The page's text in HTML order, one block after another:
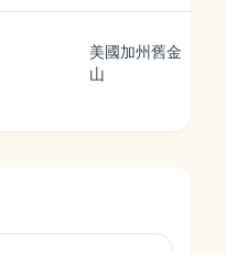
美國加州舊金
山